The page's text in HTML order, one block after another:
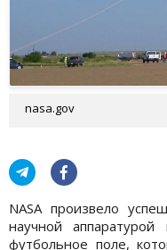
nasa.gov
NASA произвело
научной
футбольное поле,